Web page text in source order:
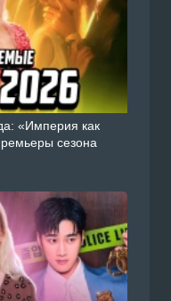
«Империя как
сезона